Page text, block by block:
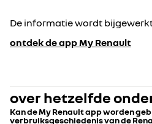
De informatie wordt
ontdek de app My Renault
over hetzelfde
Kan de My Renault app worden
verbruiksgeschiedenis van de